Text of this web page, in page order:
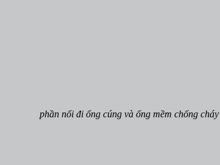
phần nổi đi ống cúng và ống mềm chống cháy